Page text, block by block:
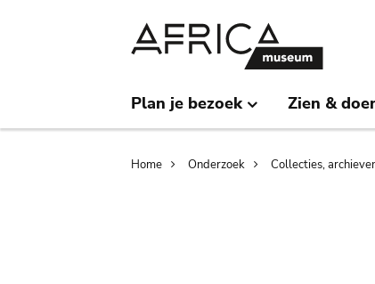
Plan je bezoek Zien &
Breadcrumb
Home Onderzoek Collecties,